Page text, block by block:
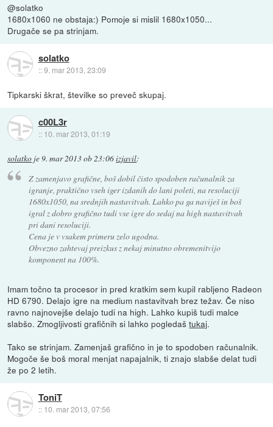
@solatko
1680x1060 ne obstaja:) Pomoje si mislil 1680x1050...
Drugače se pa strinjam.
solatko
::9. mar 2013, 23:09
Tipkarski škrat, številke so preveč skupaj.
c00L3r
:: 10. mar 2013, 01:19
solatko je9. mar 2013 ob 23:06izjavil:
Z zamenjavo grafične, boš dobil čisto spodoben računalnik za
igranje, praktično vseh iger izdanih do lani poleti, na resoluciji
1680x1050, na srednjih nastavitvah. Lahko pa ga naviješ in boš
igral z dobro grafično tudi vse igre do sedaj na high nastavitvah
pri dani resoluciji.
Cena je v vsakem primeru zelo ugodna.
Obvezno zahtevaj preizkus z nekaj minutno obremenitvijo
komponent na 100%.
Imam točno ta procesor in pred kratkim sem kupil rabljeno Radeon
HD 6790. Delajo igre na medium nastavitvah brez težav. Če niso
ravno najnovejše delajo tudi na high. Lahko kupiš tudi malce
slabšo. Zmogljivosti grafičnih si lahko pogledaštukaj.
Tako se strinjam. Zamenjaš grafično in je to spodoben računalnik.
Mogoče še boš moral menjat napajalnik, ti znajo slabše delat tudi
že po 2 letih.
ToniT
:: 10. mar 2013, 07:56